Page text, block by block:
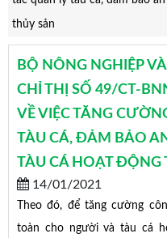
thủy sản
BỘ NÔNG NGHIỆP
CHỈ THỊ SỐ 49/CT-
VỀ VIỆC TĂNG
TÀU CÁ, ĐẢM BẢO
TÀU CÁ HOẠT ĐỘNG
14/01/2021
Theo đó, để tăng cường
toàn cho người và tàu cá